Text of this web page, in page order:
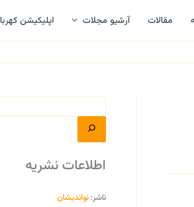
مقالات آرشیو مجلات اپلیکیشن کهربا
ت
اطلاعات نشریه
ناشر: نواندیشان